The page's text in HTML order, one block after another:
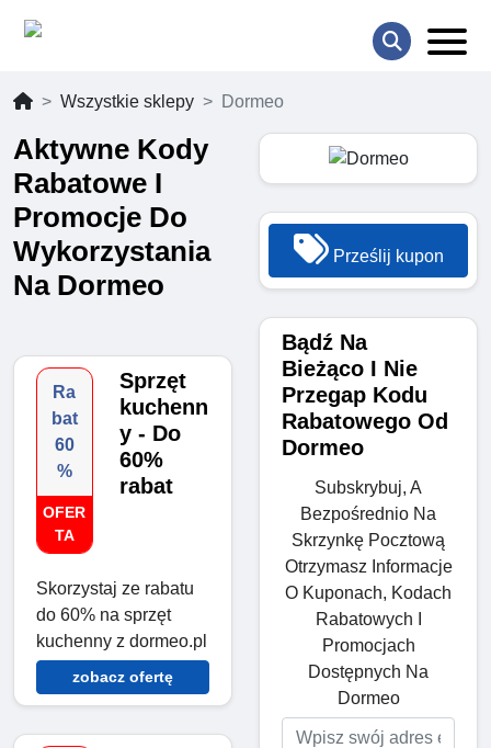
Wszystkie sklepy Dormeo
Aktywne Kody
Rabatowe I
Promocje Do
Wykorzystania
Na Dormeo
Ra
bat
60
%
OFER
TA
Sprzęt
kuchenn
y - Do
60%
rabat
Skorzystaj ze rabatu
do 60% na sprzęt
kuchenny z dormeo.pl
zobacz ofertę
Prześlij kupon
Bądź Na
Bieżąco I Nie
Przegap Kodu
Rabatowego Od
Dormeo
Subskrybuj, A
Bezpośrednio Na
Skrzynkę Pocztową
Otrzymasz Informacje
O Kuponach, Kodach
Rabatowych I
Promocjach
Dostępnych Na
Dormeo